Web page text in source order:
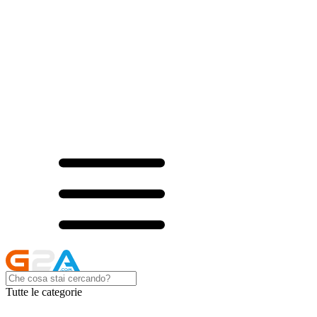
Tutte le categorie